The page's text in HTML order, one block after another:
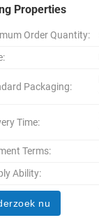
Properties
Order Quantity:
Packaging:
Time:
Terms:
Ability:
nu